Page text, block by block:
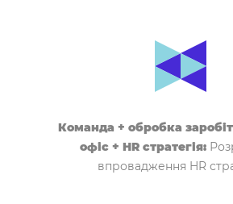
Команда + обробка
офіс + HR стратегія:
впровадження HR